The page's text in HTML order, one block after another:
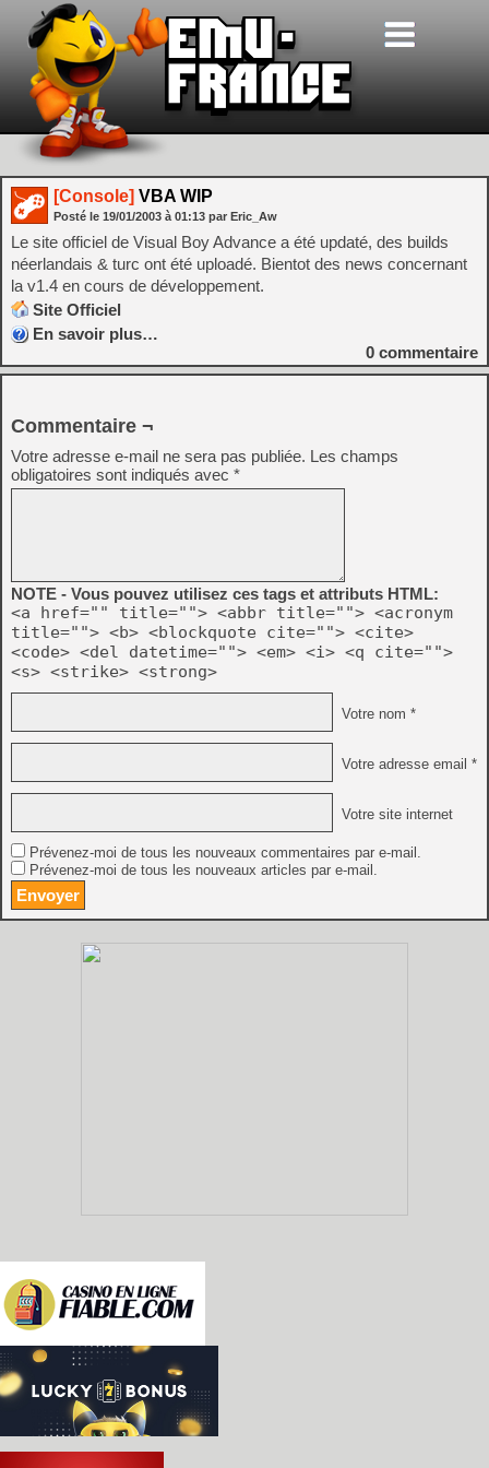
[Console] VBA WIP
Posté le 19/01/2003 à 01:13 par Eric_Aw
Le site officiel de Visual Boy Advance a été updaté, des builds
néerlandais & turc ont été uploadé. Bientot des news concernant
la v1.4 en cours de développement.
Site Officiel
En savoir plus…
0 commentaire
Commentaire ¬
Votre adresse e-mail ne sera pas publiée. Les champs
obligatoires sont indiqués avec *
NOTE - Vous pouvez utilisez ces tags et attributs HTML:
<a href="" title=""> <abbr title=""> <acronym
title=""> <b> <blockquote cite=""> <cite>
<code> <del datetime=""> <em> <i> <q cite="">
<s> <strike> <strong>
Votre nom *
Votre adresse email *
Votre site internet
Prévenez-moi de tous les nouveaux commentaires par e-mail.
Prévenez-moi de tous les nouveaux articles par e-mail.